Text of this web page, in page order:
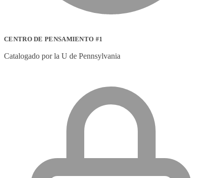
CENTRO DE PENSAMIENTO #1
Catalogado por la U de Pennsylvania